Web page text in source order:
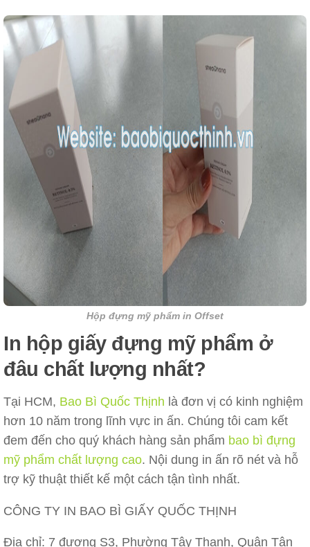
Hộp đựng mỹ phẩm in Offset
In hộp giấy đựng mỹ phẩm ở
đâu chất lượng nhất?
Tại HCM, Bao Bì Quốc Thịnh là đơn vị có kinh nghiệm
hơn 10 năm trong lĩnh vực in ấn. Chúng tôi cam kết
đem đến cho quý khách hàng sản phẩm bao bì đựng
mỹ phẩm chất lượng cao. Nội dung in ấn rõ nét và hỗ
trợ kỹ thuật thiết kế một cách tận tình nhất.
CÔNG TY IN BAO BÌ GIẤY QUỐC THỊNH
Địa chỉ: 7 đương S3, Phường Tây Thạnh, Quận Tân